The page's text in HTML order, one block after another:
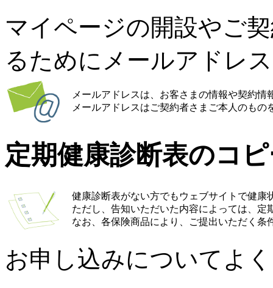
マイページの開設やご
るためにメールアドレ
メールアドレスは、お客さまの情報や契約
メールアドレスはご契約者さまご本人のもの
定期健康診断表のコ
健康診断表がない方でもウェブサイトで健
ただし、告知いただいた内容によっては、
なお、各保険商品により、ご提出いただく条
お申し込みについてよ